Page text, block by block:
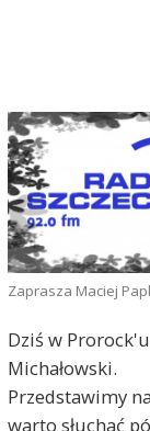
Zaprasza Maciej
Dziś w
Michałowski.
Przedstawimy
warto słuchać